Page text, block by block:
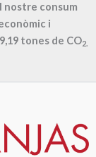
nostre consum
i
9,19 tones de CO2.